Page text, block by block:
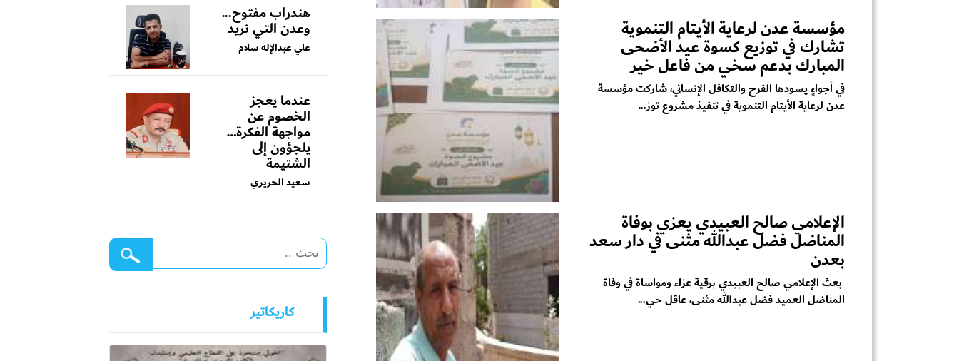
مؤسسة عدن لرعاية الأيتام التنموية
تشارك في توزيع كسوة عيد الأضحى
المبارك بدعم سخي من فاعل خير
في أجواءٍ يسودها الفرح والتكافل الإنساني، شاركت مؤسسة
عدن لرعاية الأيتام التنموية في تنفيذ مشروع توز...
الإعلامي صالح العبيدي يعزي بوفاة
المناضل فضل عبدالله مثنى في دار سعد
بعدن
بعث الإعلامي صالح العبيدي برقية عزاء ومواساة في وفاة
المناضل العميد فضل عبدالله مثنى، عاقل حي...
هندراب مفتوح...
وعدن التي نريد
علي عبدالإله سلام
عندما يعجز
الخصوم عن
مواجهة الفكرة…
يلجؤون إلى
الشتيمة
سعيد الحريري
كاريكاتير